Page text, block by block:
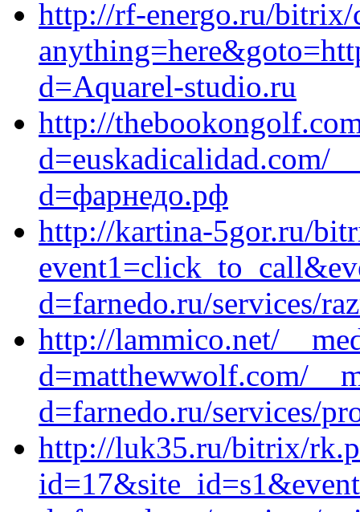
http://rf-energo.ru/bitrix/
d=Aquarel-studio.ru
http://
d=euskadicalidad.com/
d=фарнедо.рф
http://kartina-5gor.ru/
d=farnedo.ru/services/
http://lammico.net/
d=matthewwolf.com/
d=farnedo.ru/services/
http://luk35.ru/bitrix/